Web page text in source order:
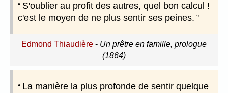
S'oublier au profit des autres, quel bon calcul !
c'est le moyen de ne plus sentir ses peines.
Edmond Thiaudière - Un prêtre en famille, prologue
(1864)
La manière la plus profonde de sentir quelque